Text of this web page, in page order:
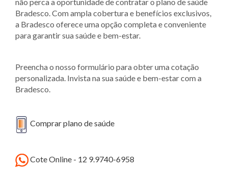
Bradesco. Com ampla cobertura e benefícios exclusivos,
a Bradesco oferece uma opção completa e conveniente
para garantir sua saúde e bem-estar.
Preencha o nosso formulário para obter uma cotação
personalizada. Invista na sua saúde e bem-estar com a
Bradesco.
Comprar plano de saúde
Cote Online - 12 9.9740-6958